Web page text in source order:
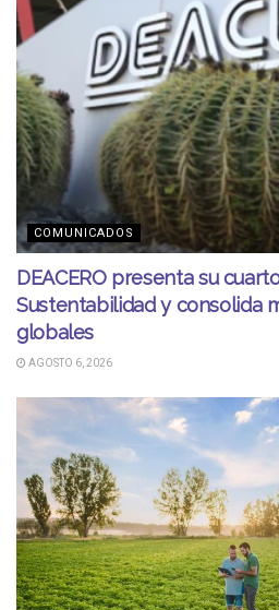
COMUNICADOS
DEACERO presenta su
Sustentabilidad y consolida
globales
AGOSTO 6, 2026